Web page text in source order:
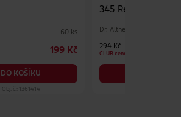
60 ks
199 Kč
DO KOŠÍKU
Obj. č.: 1361414
345 Relief Cream
Dr. Althea
294 Kč
CLUB cena